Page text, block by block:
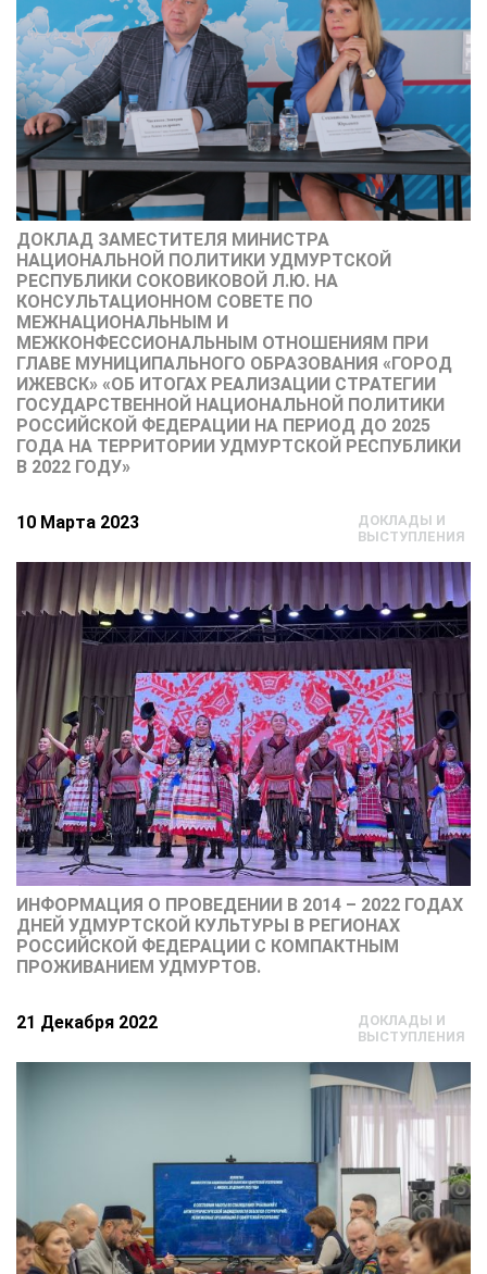
ДОКЛАД ЗАМЕСТИТЕЛЯ МИНИСТРА
НАЦИОНАЛЬНОЙ ПОЛИТИКИ УДМУРТСКОЙ
РЕСПУБЛИКИ СОКОВИКОВОЙ Л.Ю. НА
КОНСУЛЬТАЦИОННОМ СОВЕТЕ ПО
МЕЖНАЦИОНАЛЬНЫМ И
МЕЖКОНФЕССИОНАЛЬНЫМ ОТНОШЕНИЯМ ПРИ
ГЛАВЕ МУНИЦИПАЛЬНОГО ОБРАЗОВАНИЯ «ГОРОД
ИЖЕВСК» «ОБ ИТОГАХ РЕАЛИЗАЦИИ СТРАТЕГИИ
ГОСУДАРСТВЕННОЙ НАЦИОНАЛЬНОЙ ПОЛИТИКИ
РОССИЙСКОЙ ФЕДЕРАЦИИ НА ПЕРИОД ДО 2025
ГОДА НА ТЕРРИТОРИИ УДМУРТСКОЙ РЕСПУБЛИКИ
В 2022 ГОДУ»
10 Марта 2023
ДОКЛАДЫ И
ВЫСТУПЛЕНИЯ
ИНФОРМАЦИЯ О ПРОВЕДЕНИИ В 2014 – 2022 ГОДАХ
ДНЕЙ УДМУРТСКОЙ КУЛЬТУРЫ В РЕГИОНАХ
РОССИЙСКОЙ ФЕДЕРАЦИИ С КОМПАКТНЫМ
ПРОЖИВАНИЕМ УДМУРТОВ.
21 Декабря 2022
ДОКЛАДЫ И
ВЫСТУПЛЕНИЯ